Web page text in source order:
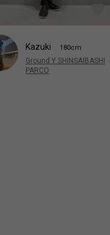
Kazuki 180cm
Ground Y SHINSAIBASHI
PARCO